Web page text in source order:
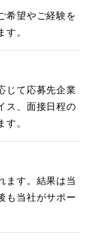
希望やご経験を
す。
じて応募先企業
ス、面接日程の
す。
ます。結果は当
も当社がサポー